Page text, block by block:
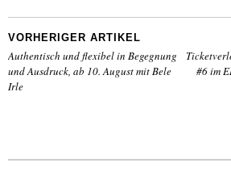
VORHERIGER ARTIKEL
Authentisch und flexibel in Begegnung
und Ausdruck, ab 10. August mit Bele
Irle
#6 im